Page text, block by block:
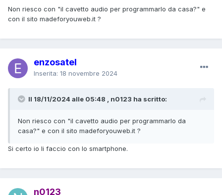
Non riesco con "il cavetto audio per programmarlo da casa?" e
con il sito madeforyouweb.it ?
enzosatel
Inserita: 18 novembre 2024
Il 18/11/2024 alle 05:48 , n0123 ha scritto:
Non riesco con "il cavetto audio per programmarlo da
casa?" e con il sito madeforyouweb.it ?
Si certo io li faccio con lo smartphone.
n0123